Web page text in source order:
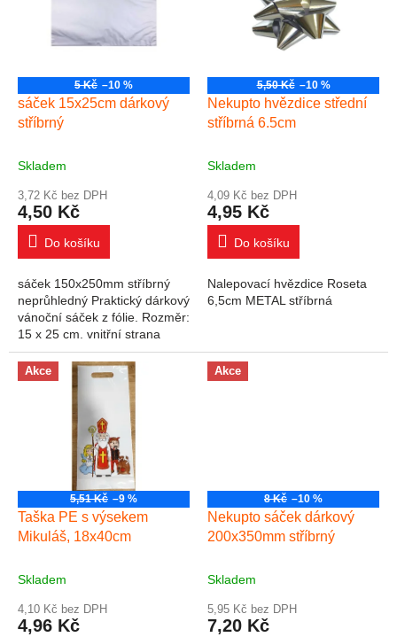
5 Kč –10 %
sáček 15x25cm dárkový
stříbrný
Skladem
3,72 Kč bez DPH
4,50 Kč
Do košíku
sáček 150x250mm stříbrný
neprůhledný Praktický dárkový
vánoční sáček z fólie. Rozměr:
15 x 25 cm. vnitřní strana
stříbrná
5,50 Kč –10 %
Nekupto hvězdice střední
stříbrná 6.5cm
Skladem
4,09 Kč bez DPH
4,95 Kč
Do košíku
Nalepovací hvězdice Roseta
6,5cm METAL stříbrná
Akce
5,51 Kč –9 %
Taška PE s výsekem
Mikuláš, 18x40cm
Skladem
4,10 Kč bez DPH
4,96 Kč
Akce
8 Kč –10 %
Nekupto sáček dárkový
200x350mm stříbrný
Skladem
5,95 Kč bez DPH
7,20 Kč